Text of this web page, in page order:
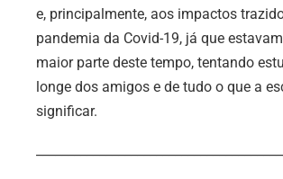
e, principalmente, aos impactos
pandemia da Covid-19, já que
maior parte deste tempo, tentando
longe dos amigos e de tudo o que a
significar.